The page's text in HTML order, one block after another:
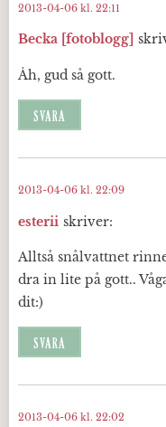
Becka [fotoblogg]
2013-04-06 kl. 22:11
Åh, gud så gott.
SVARA
esterii skriver:
2013-04-06 kl. 22:09
Alltså snålvattnet
dra in lite på gott..
dit:)
SVARA
2013-04-06 kl. 22:02